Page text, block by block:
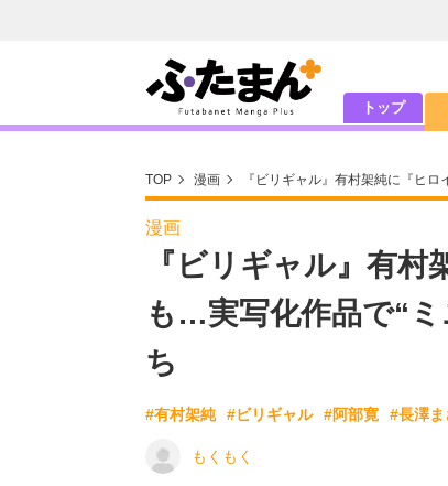
トップ
TOP 漫画 『ビリギャル』有村架純に『ヒ
漫画
『ビリギャル』有
も…実写化作品で“
ち
#有村架純 #ビリギャル #阿部寛 #長澤ま
もくもく